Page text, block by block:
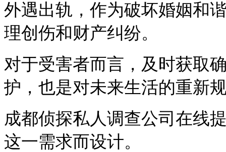
外遇出轨，作为破坏婚姻和
理创伤和财产纠纷。
对于受害者而言，及时获取
护，也是对未来生活的重新
成都侦探私人调查公司在线
这一需求而设计。